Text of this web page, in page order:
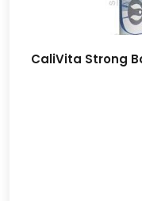
CaliVita Strong